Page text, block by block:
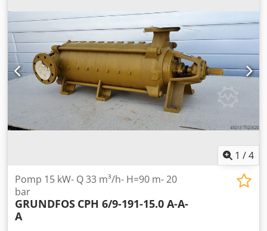
industriële toepassingen, waterinstallaties en
verwarmings- en koelsystemen. TECHNISCHE GEGEVENS
Fabrikant: KSB Model: ETANORM SYT ETNY065-040-200
Capaciteit (Q): 25,6 m³/u Opvoerhoogte (H): 46 m Toerental:
2.950 tpm Waaiersdiameter: 187 mm Pomphuismateriaal:
EN GJS 400-15 Bouwjaar: 2024 Aansluitingen:
flensverbindingen STAAT Nieuw, ongebruikt,
magazijnrestant. Mogelijke minimale sporen van opslag.
Originele KSB-verpakking. TOEPASSINGEN Chodpfx Aeywu
Uqom Roa Industriële installaties Watercirculatiepompen
1 /4
Pomp 15 kW- Q 33 m³/h- H=90 m- 20
bar
GRUNDFOS CPH 6/9-191-15.0 A-A-
A